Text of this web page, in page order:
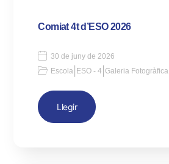
Comiat 4t d’ESO 2026
30 de juny de 2026
Escola ESO - 4 |Galeria Fotogràfica
Llegir